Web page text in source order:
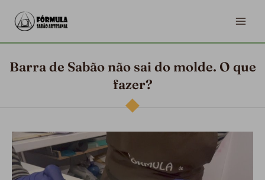
para
o
conteúdo
Barra de Sabão não sai do molde. O que
fazer?